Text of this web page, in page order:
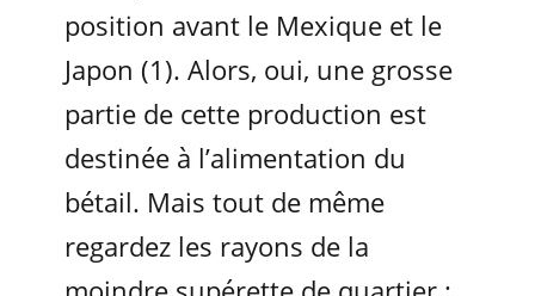
position avant le Mexique et le
Japon (1). Alors, oui, une grosse
partie de cette production est
destinée à l’alimentation du
bétail. Mais tout de même
regardez les rayons de la